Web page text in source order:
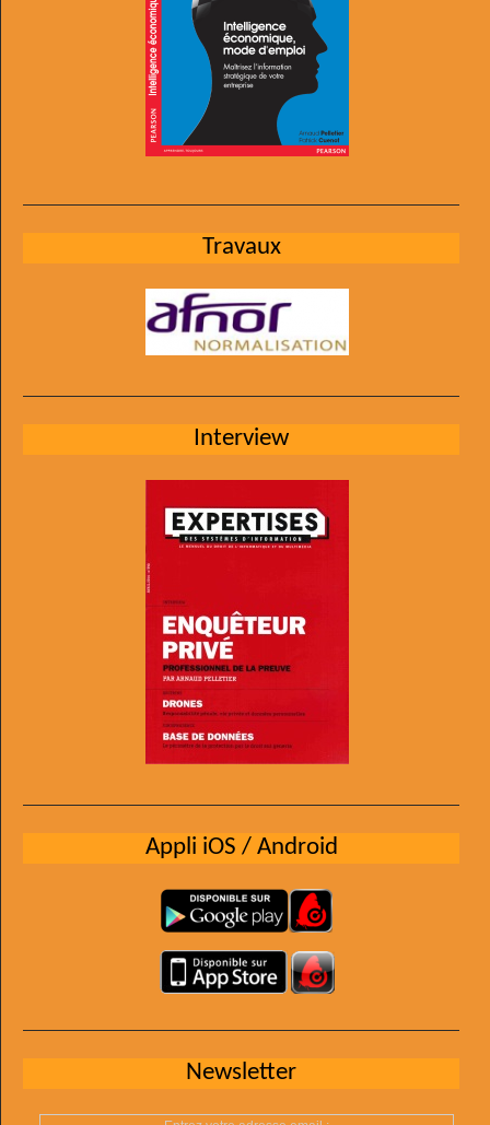
Travaux
Interview
Appli iOS / Android
Newsletter